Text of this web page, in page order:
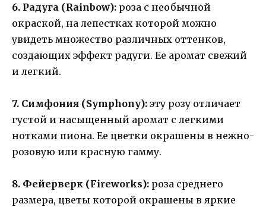
6. Радуга (Rainbow): роза с необычной
окраской, на лепестках которой можно
увидеть множество различных оттенков,
создающих эффект радуги. Ее аромат свежий
и легкий.
7. Симфония (Symphony): эту розу отличает
густой и насыщенный аромат с легкими
нотками пиона. Ее цветки окрашены в нежно-
розовую или красную гамму.
8. Фейерверк (Fireworks): роза среднего
размера, цветы которой окрашены в яркие